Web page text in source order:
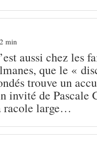
min
aussi chez les
que le «
trouve un
invité de Pascale
racole large…